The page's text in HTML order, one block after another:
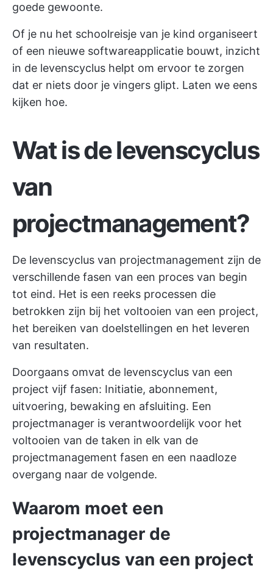
goede gewoonte.
Of je nu het schoolreisje van je kind organiseert
of een nieuwe softwareapplicatie bouwt, inzicht
in de levenscyclus helpt om ervoor te zorgen
dat er niets door je vingers glipt. Laten we eens
kijken hoe.
Wat is de levenscyclus
van
projectmanagement?
De levenscyclus van projectmanagement zijn de
verschillende fasen van een proces van begin
tot eind. Het is een reeks processen die
betrokken zijn bij het voltooien van een project,
het bereiken van doelstellingen en het leveren
van resultaten.
Doorgaans omvat de levenscyclus van een
project vijf fasen: Initiatie, abonnement,
uitvoering, bewaking en afsluiting. Een
projectmanager is verantwoordelijk voor het
voltooien van de taken in elk van de
projectmanagement fasen en een naadloze
overgang naar de volgende.
Waarom moet een
projectmanager de
levenscyclus van een project